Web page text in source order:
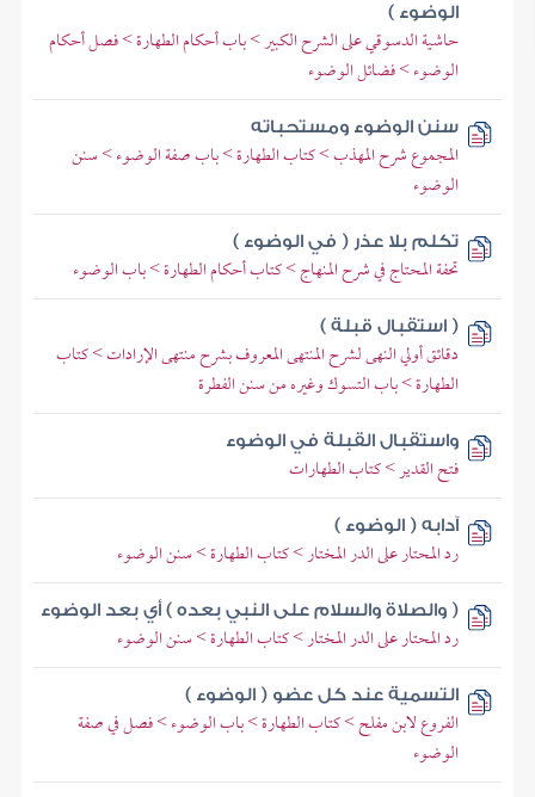
الوضوء )
حاشية الدسوقي على الشرح الكبير > باب أحكام الطهارة > فصل أحكام
الوضوء > فضائل الوضوء
سنن الوضوء ومستحباته
المجموع شرح المهذب > كتاب الطهارة > باب صفة الوضوء > سنن
الوضوء
تكلم بلا عذر ( في الوضوء )
تحفة المحتاج في شرح المنهاج > كتاب أحكام الطهارة > باب الوضوء
( استقبال قبلة )
دقائق أولي النهى لشرح المنتهى المعروف بشرح منتهى الإرادات > كتاب
الطهارة > باب التسوك وغيره من سنن الفطرة
واستقبال القبلة في الوضوء
فتح القدير > كتاب الطهارات
آدابه ( الوضوء )
رد المحتار على الدر المختار > كتاب الطهارة > سنن الوضوء
( والصلاة والسلام على النبي بعده ) أي بعد الوضوء
رد المحتار على الدر المختار > كتاب الطهارة > سنن الوضوء
التسمية عند كل عضو ( الوضوء )
الفروع لابن مفلح > كتاب الطهارة > باب الوضوء > فصل في صفة
الوضوء